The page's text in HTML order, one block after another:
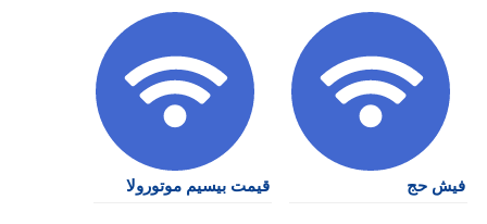
فیش حج قیمت بیسیم موتورولا